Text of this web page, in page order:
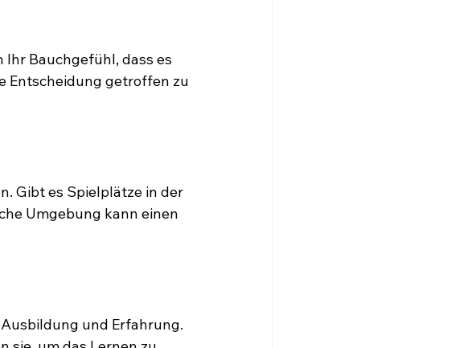
Ihr Bauchgefühl, dass es
Entscheidung getroffen zu
Gibt es Spielplätze in der
Umgebung kann einen
und Erfahrung.